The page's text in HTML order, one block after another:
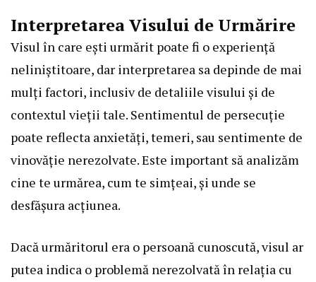
Interpretarea Visului de Urmărire
Visul în care ești urmărit poate fi o experiență
neliniștitoare, dar interpretarea sa depinde de mai
mulți factori, inclusiv de detaliile visului și de
contextul vieții tale. Sentimentul de persecuție
poate reflecta anxietăți, temeri, sau sentimente de
vinovăție nerezolvate. Este important să analizăm
cine te urmărea, cum te simțeai, și unde se
desfășura acțiunea.
Dacă urmăritorul era o persoană cunoscută, visul ar
putea indica o problemă nerezolvată în relația cu